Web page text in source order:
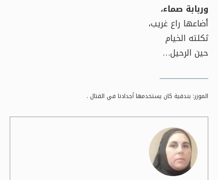
وربابة صماء،
أضاعها راع غريب،
ثكلته الخيام
حين الرحيل…
الموزر: بندقية كان يستخدمها أجدادنا في القتال .